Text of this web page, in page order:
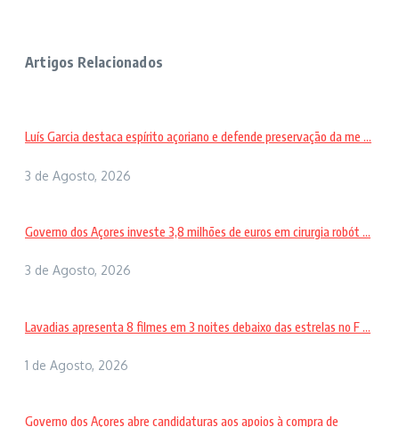
Artigos Relacionados
Luís Garcia destaca espírito açoriano e defende preservação da me ...
3 de Agosto, 2026
Governo dos Açores investe 3,8 milhões de euros em cirurgia robót ...
3 de Agosto, 2026
Lavadias apresenta 8 filmes em 3 noites debaixo das estrelas no F ...
1 de Agosto, 2026
Governo dos Açores abre candidaturas aos apoios à compra de